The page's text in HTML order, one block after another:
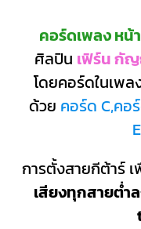
คอร์ดเพลง หน้
ศิลปิน เฟิร์น กั
โดยคอร์ดในเพ
ด้วย คอร์ด C,คอ
การตั้งสายกีต้าร์
เสียงทุกสายต่ำ